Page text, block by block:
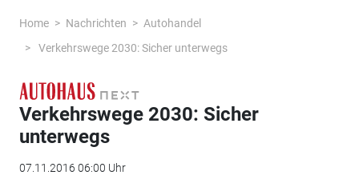
Home Nachrichten
Autohandel
Verkehrswege 2030: Sicher unterwegs
Verkehrswege 2030: Sicher
unterwegs
07.11.2016 06:00 Uhr